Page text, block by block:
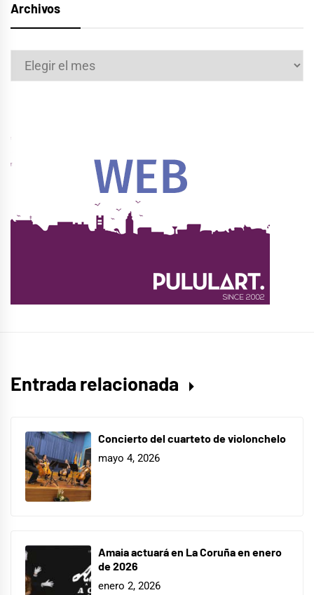
Archivos
Archivos
Entrada relacionada
Concierto del cuarteto de violonchelo
mayo 4, 2026
Amaia actuará en La Coruña en enero
de 2026
enero 2, 2026